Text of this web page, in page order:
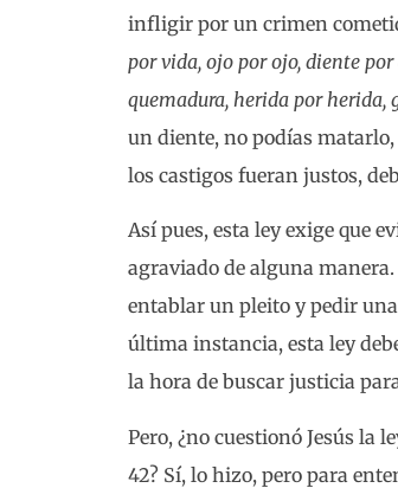
infligir por un crimen
por vida, ojo por ojo, diente
quemadura, herida por herida,
un diente, no podías
los castigos fueran justos,
Así pues, esta ley exige que
agraviado de alguna
entablar un pleito y pedir
última instancia, esta ley
la hora de buscar justicia
Pero, ¿no cuestionó Jesús la
42? Sí, lo hizo, pero para